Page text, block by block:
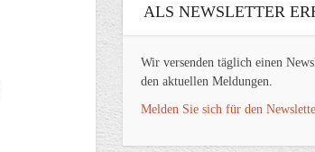
ALS NEWSLETTER
Wir versenden täglich einen
den aktuellen Meldungen.
Melden Sie sich für den